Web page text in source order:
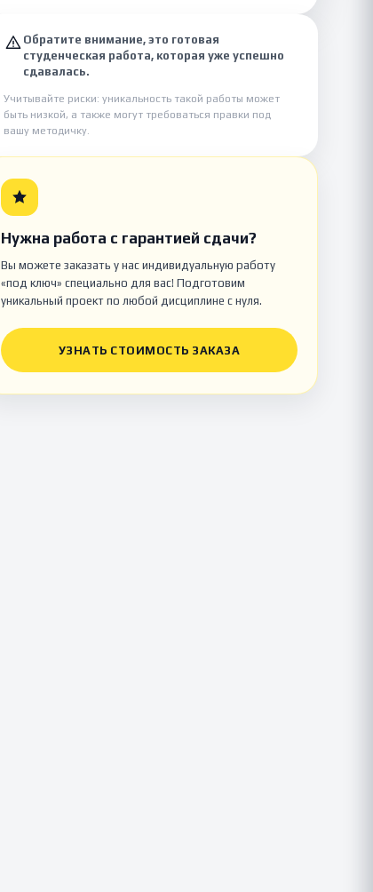
Обратите внимание, это готовая
студенческая работа, которая уже успешно
сдавалась.
Учитывайте риски: уникальность такой работы может
быть низкой, а также могут требоваться правки под
вашу методичку.
Нужна работа с гарантией сдачи?
Вы можете заказать у нас индивидуальную работу
«под ключ» специально для вас! Подготовим
уникальный проект по любой дисциплине с нуля.
УЗНАТЬ СТОИМОСТЬ ЗАКАЗА